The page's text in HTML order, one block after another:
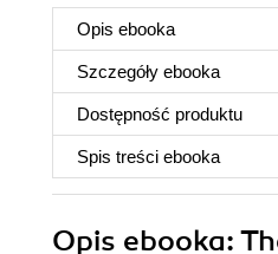
Opis ebooka
Szczegóły ebooka
Dostępność produktu
Spis treści ebooka
Opis ebooka: